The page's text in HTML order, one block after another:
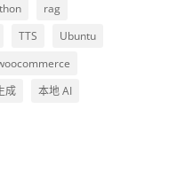
rag
TTS
Ubuntu
成
本地 AI